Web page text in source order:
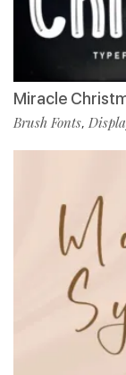
Miracle
Brush Fonts,